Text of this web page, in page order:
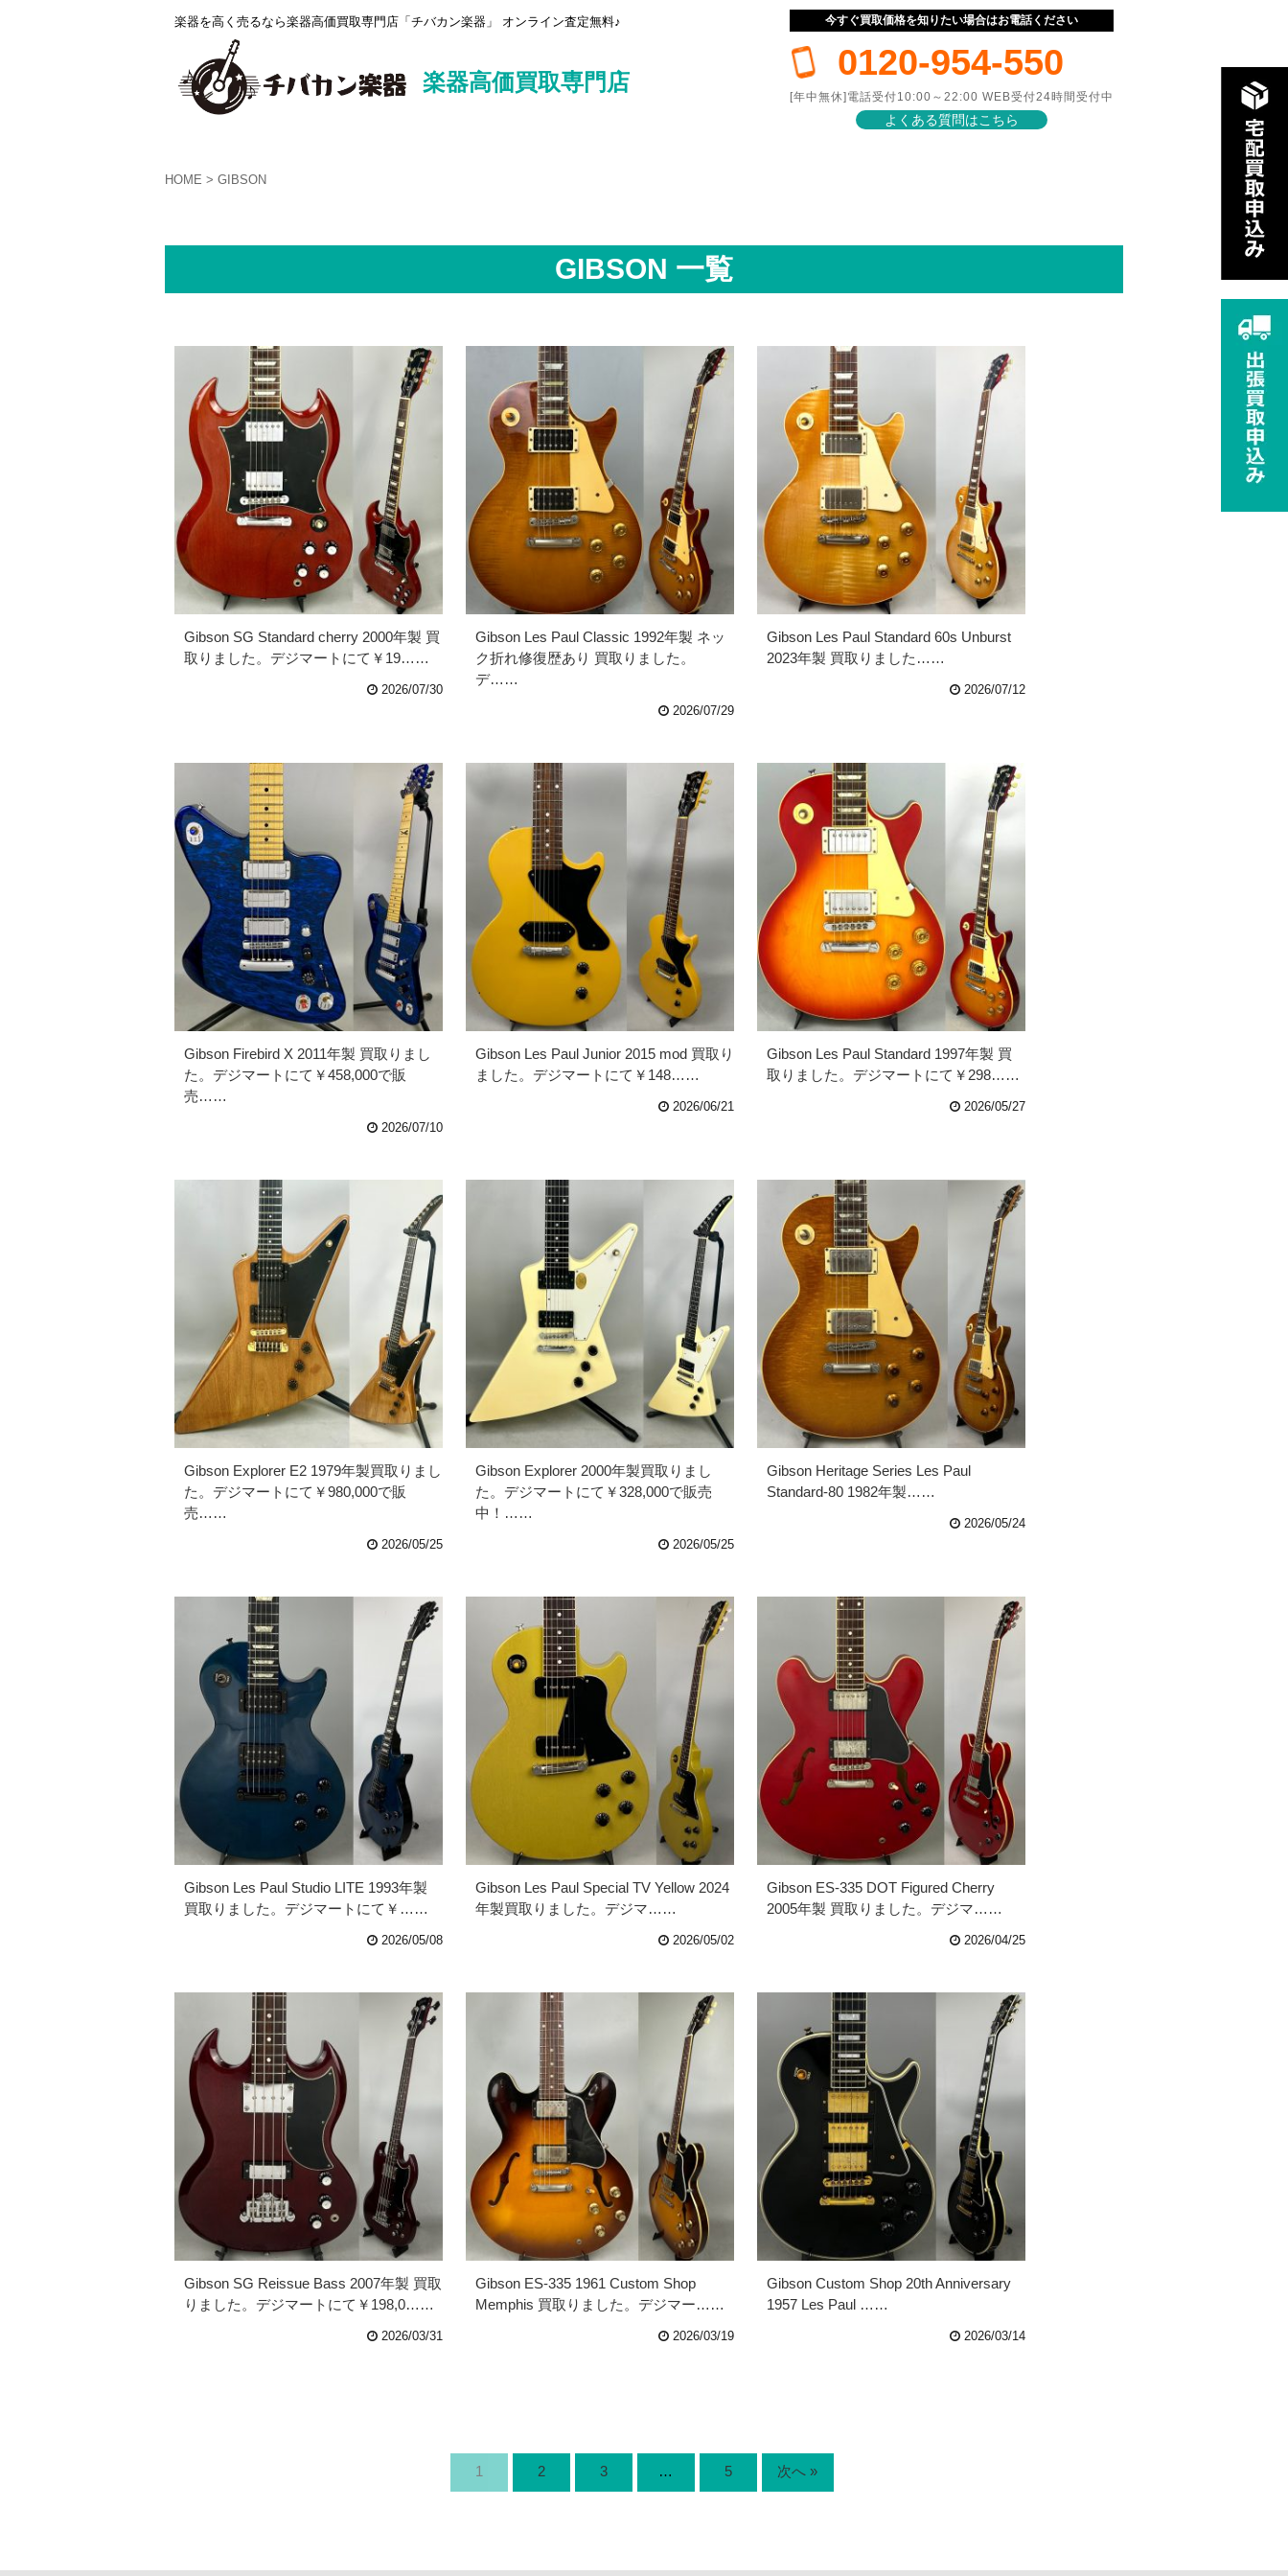
楽器を高く売るなら楽器高価買取専門店「チバカン楽器」 オンライン査定無料♪
楽器高価買取専門店
今すぐ買取価格を知りたい場合はお電話ください
0120-954-550
[年中無休]電話受付10:00～22:00 WEB受付24時間受付中
よくある質問はこちら
HOME GIBSON
GIBSON 一覧
Gibson SG Standard cherry 2000年製 買
取りました。デジマートにて￥19……
2026/07/30
Gibson Les Paul Classic 1992年製 ネッ
ク折れ修復歴あり 買取りました。
デ……
2026/07/29
Gibson Les Paul Standard 60s Unburst
2023年製 買取りました……
2026/07/12
Gibson Firebird X 2011年製 買取りまし
た。デジマートにて￥458,000で販
売……
2026/07/10
Gibson Les Paul Junior 2015 mod 買取り
ました。デジマートにて￥148……
2026/06/21
Gibson Les Paul Standard 1997年製 買
取りました。デジマートにて￥298……
2026/05/27
Gibson Explorer E2 1979年製買取りまし
た。デジマートにて￥980,000で販
売……
2026/05/25
Gibson Explorer 2000年製買取りまし
た。デジマートにて￥328,000で販売
中！……
2026/05/25
Gibson Heritage Series Les Paul
Standard-80 1982年製……
2026/05/24
Gibson Les Paul Studio LITE 1993年製
買取りました。デジマートにて￥……
2026/05/08
Gibson Les Paul Special TV Yellow 2024
年製買取りました。デジマ……
2026/05/02
Gibson ES-335 DOT Figured Cherry
2005年製 買取りました。デジマ……
2026/04/25
Gibson SG Reissue Bass 2007年製 買取
りました。デジマートにて￥198,0……
2026/03/31
Gibson ES-335 1961 Custom Shop
Memphis 買取りました。デジマー……
2026/03/19
Gibson Custom Shop 20th Anniversary
1957 Les Paul ……
2026/03/14
1 2 3 … 5 次へ »